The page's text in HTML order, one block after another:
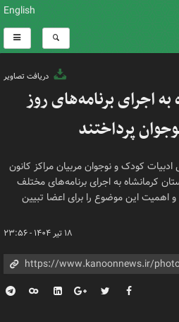
English
دریافت تصاویر
اجرای برنامه‌های روز
پرداختند
کودک و نوجوان مربیان مراکز کانون
کرمانشاه به اجرای برنامه‌های مختلف
اهمیت این موضوع را برای اعضا تبیین
۱۸ تیر ۱۴۰۴ - ۲۳:۵۶